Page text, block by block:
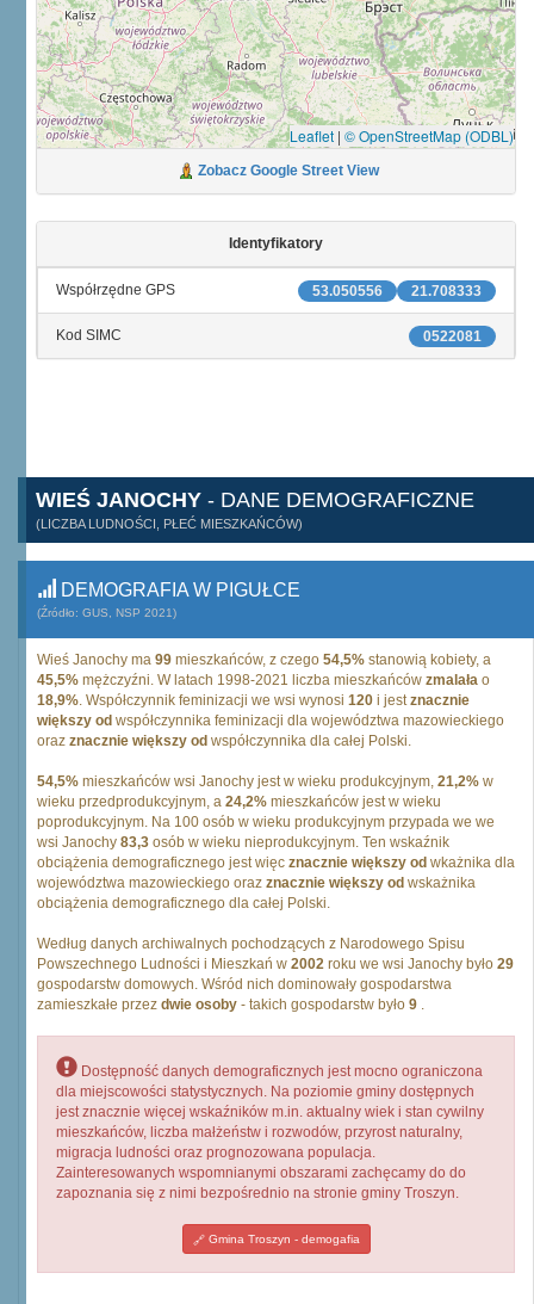
Leaflet | © OpenStreetMap (ODBL)
Zobacz Google Street View
Identyfikatory
21.708333
53.050556
Współrzędne GPS
0522081
Kod SIMC
WIEŚ JANOCHY - DANE DEMOGRAFICZNE
(LICZBA LUDNOŚCI, PŁEĆ MIESZKAŃCÓW)
DEMOGRAFIA W PIGUŁCE
(Źródło: GUS, NSP 2021)
Wieś Janochy ma 99 mieszkańców, z czego 54,5% stanowią kobiety, a
45,5% mężczyźni. W latach 1998-2021 liczba mieszkańców zmalała o
18,9%. Współczynnik feminizacji we wsi wynosi 120 i jestznacznie
większy od współczynnika feminizacji dla województwa mazowieckiego
oraz znacznie większy od współczynnika dla całej Polski.
54,5% mieszkańców wsi Janochy jest w wieku produkcyjnym, 21,2% w
wieku przedprodukcyjnym, a 24,2% mieszkańców jest w wieku
poprodukcyjnym. Na 100 osób w wieku produkcyjnym przypada we we
wsi Janochy 83,3 osób w wieku nieprodukcyjnym. Ten wskaźnik
obciążenia demograficznego jest więc znacznie większy od wkażnika dla
województwa mazowieckiego oraz znacznie większy od wskażnika
obciążenia demograficznego dla całej Polski.
Według danych archiwalnych pochodzących z Narodowego Spisu
Powszechnego Ludności i Mieszkań w 2002 roku we wsi Janochy było 29
gospodarstw domowych. Wśród nich dominowały gospodarstwa
zamieszkałe przez dwie osoby - takich gospodarstw było 9 .
Dostępność danych demograficznych jest mocno ograniczona
dla miejscowości statystycznych. Na poziomie gminy dostępnych
jest znacznie więcej wskaźników m.in. aktualny wiek i stan cywilny
mieszkańców, liczba małżeństw i rozwodów, przyrost naturalny,
migracja ludności oraz prognozowana populacja.
Zainteresowanych wspomnianymi obszarami zachęcamy do do
zapoznania się z nimi bezpośrednio na stronie gminy Troszyn.
Gmina Troszyn - demogafia